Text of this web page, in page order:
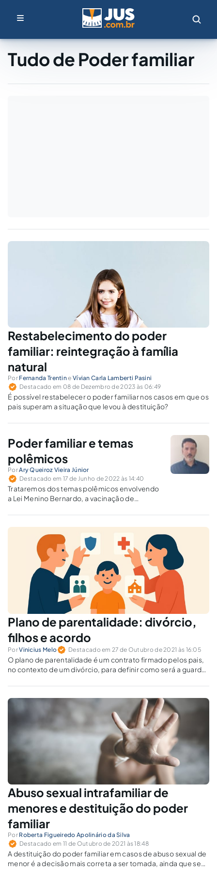
Tudo de Poder familiar
Restabelecimento do poder
familiar: reintegração à família
natural
Por Fernanda Trentine Vívian Carla Lamberti Pasini
Destacado em 08 de Dezembro de 2023 às 06:49
É possível restabelecer o poder familiar nos casos em que os
pais superam a situação que levou à destituição?
Poder familiar e temas
polêmicos
PorAry Queiroz Vieira Júnior
Destacado em 17 de Junho de 2022 às 14:40
Trataremos dos temas polêmicos envolvendo
a Lei Menino Bernardo, a vacinação de
doméstico ou homeschooling.
Plano de parentalidade: divórcio,
filhos e acordo
PorVinicius Melo Destacado em 27 de Outubro de 2021 às 16:05
O plano de parentalidade é um contrato firmado pelos pais,
no contexto de um divórcio, para definir como será a guarda,
protege o melhor interesse dos filhos.
Abuso sexual intrafamiliar de
menores e destituição do poder
familiar
Por Roberta Figueiredo Apolinário da Silva
Destacado em 11 de Outubro de 2021 às 18:48
A destituição do poder familiar em casos de abuso sexual de
menor é a decisão mais correta a ser tomada, ainda que sem